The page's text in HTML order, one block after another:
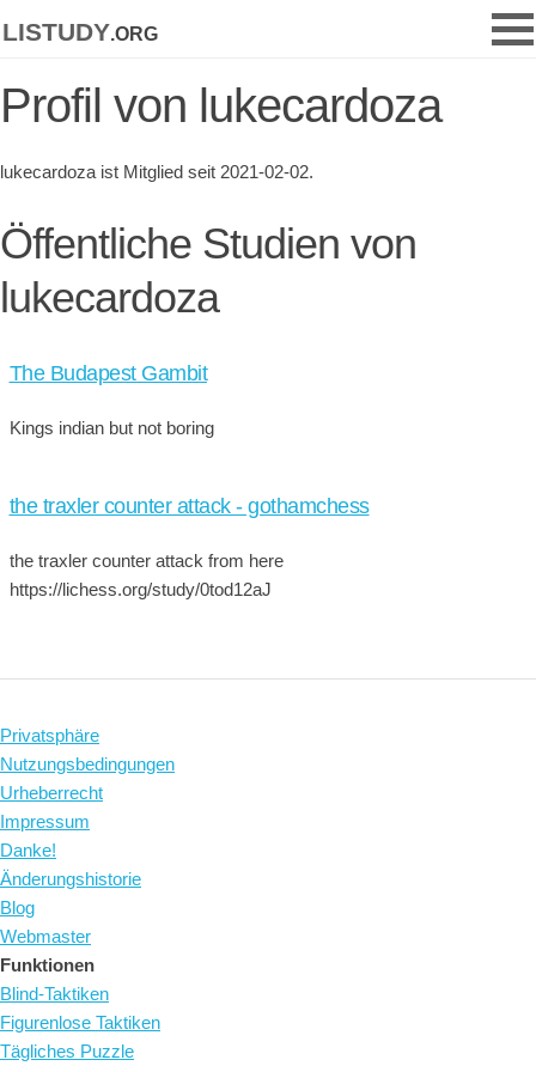
listudy.org
Profil von lukecardoza
lukecardoza ist Mitglied seit 2021-02-02.
Öffentliche Studien von
lukecardoza
The Budapest Gambit
Kings indian but not boring
the traxler counter attack - gothamchess
the traxler counter attack from here
https://lichess.org/study/0tod12aJ
Privatsphäre
Nutzungsbedingungen
Urheberrecht
Impressum
Danke!
Änderungshistorie
Blog
Webmaster
Funktionen
Blind-Taktiken
Figurenlose Taktiken
Tägliches Puzzle